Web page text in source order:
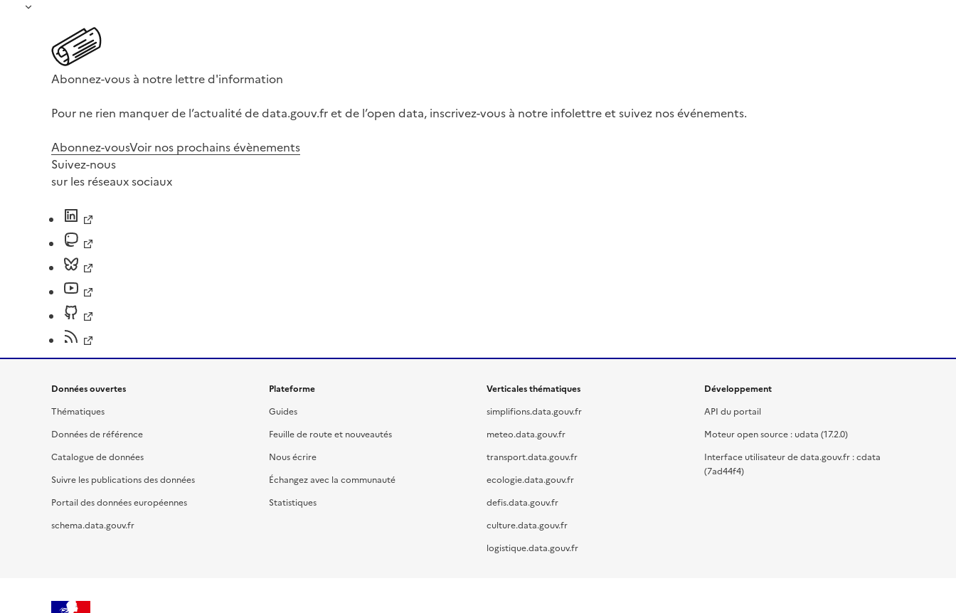
Abonnez-vous à notre lettre d'information
Pour ne rien manquer de l’actualité de data.gouv.fr et de l’open data, inscrivez-vous à notre infolettre et suivez nos événements.
Abonnez-vousVoir nos prochains évènements
Suivez-nous
sur les réseaux sociaux
Données ouvertes
Thématiques
Données de référence
Catalogue de données
Suivre les publications des données
Portail des données européennes
schema.data.gouv.fr
Plateforme
Guides
Feuille de route et nouveautés
Nous écrire
Échangez avec la communauté
Statistiques
Verticales thématiques
simplifions.data.gouv.fr
meteo.data.gouv.fr
transport.data.gouv.fr
ecologie.data.gouv.fr
defis.data.gouv.fr
culture.data.gouv.fr
logistique.data.gouv.fr
Développement
API du portail
Moteur open source : udata (17.2.0)
Interface utilisateur de data.gouv.fr : cdata
(7ad44f4)